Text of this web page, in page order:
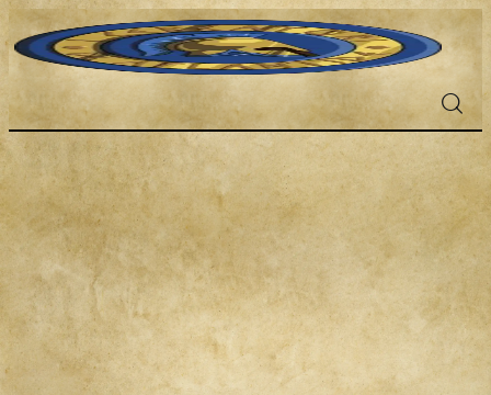
Fantascienza
Fantasy
Games
Recensioni
Libri e fumetti